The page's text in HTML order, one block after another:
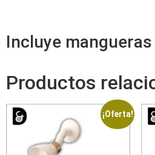
Incluye
Productos
¡Oferta!